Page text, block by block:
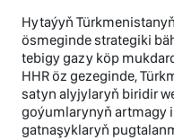
Hytaýyň
ösmeginde strategiki
tebigy gazy köp
HHR öz gezeginde,
satyn alyjylaryň biridir
goýumlarynyň artmagy
gatnaşyklaryň